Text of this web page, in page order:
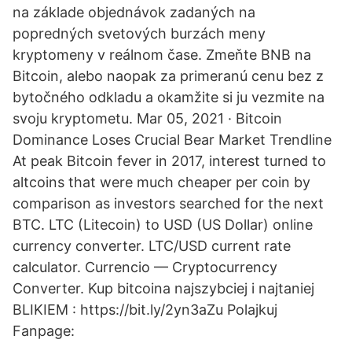
na základe objednávok zadaných na
popredných svetových burzách meny
kryptomeny v reálnom čase. Zmeňte BNB na
Bitcoin, alebo naopak za primeranú cenu bez z
bytočného odkladu a okamžite si ju vezmite na
svoju kryptometu. Mar 05, 2021 · Bitcoin
Dominance Loses Crucial Bear Market Trendline
At peak Bitcoin fever in 2017, interest turned to
altcoins that were much cheaper per coin by
comparison as investors searched for the next
BTC. LTC (Litecoin) to USD (US Dollar) online
currency converter. LTC/USD current rate
calculator. Currencio — Cryptocurrency
Converter. Kup bitcoina najszybciej i najtaniej
BLIKIEM : https://bit.ly/2yn3aZu Polajkuj
Fanpage: